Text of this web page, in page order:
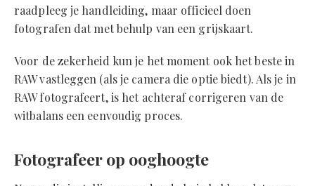
raadpleeg je handleiding, maar officieel doen
fotografen dat met behulp van een grijskaart.
Voor de zekerheid kun je het moment ook het beste in
RAW vastleggen (als je camera die optie biedt). Als je in
RAW fotografeert, is het achteraf corrigeren van de
witbalans een eenvoudig proces.
Fotografeer op ooghoogte